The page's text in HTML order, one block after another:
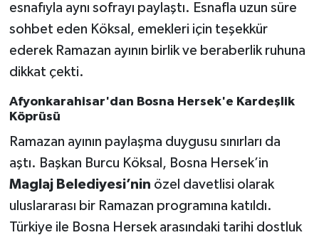
esnafıyla aynı sofrayı paylaştı. Esnafla uzun süre
sohbet eden Köksal, emekleri için teşekkür
ederek Ramazan ayının birlik ve beraberlik ruhuna
dikkat çekti.
Afyonkarahisar'dan Bosna Hersek'e Kardeşlik
Köprüsü
Ramazan ayının paylaşma duygusu sınırları da
aştı. Başkan Burcu Köksal, Bosna Hersek’in
Maglaj Belediyesi’nin özel davetlisi olarak
uluslararası bir Ramazan programına katıldı.
Türkiye ile Bosna Hersek arasındaki tarihi dostluk